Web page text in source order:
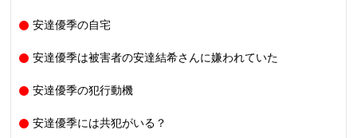
安達優季の自宅
安達優季は被害者の安達結希さんに嫌われていた
安達優季の犯行動機
安達優季には共犯がいる？